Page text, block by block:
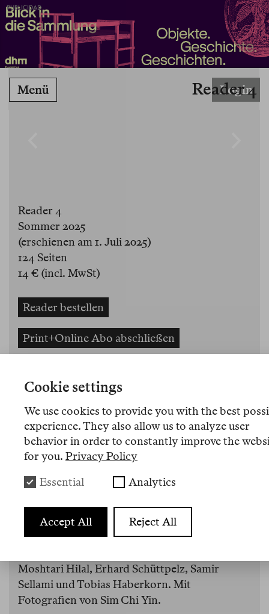
PUBLICIDAD
Menü Login
Reader 4
Reader 4
Sommer 2025
(erschienen am 1. Juli 2025)
124 Seiten
14 € (incl. MwSt)
Reader bestellen
Print+Online Abo abschließen
Informationen für den Buchhandel
Die vierte Printausgabe der Berlin Review.
Texte über Bücher, Ideen und die Gegenwart
von Natalia Lomaia, Hebe Uhart, Claudia
Durastanti, Nahil Mohana, Mohammed Al-
Zaqzouq, Omer Bartov, Tash Aw, Wolfgang
Moshtari Hilal, Erhard Schüttpelz, Samir
Sellami und Tobias Haberkorn. Mit
Fotografien von Sim Chi Yin.
Cookie settings
We use cookies to provide you with the best
experience. They also allow us to analyze user
behavior in order to constantly improve the
for you. Privacy Policy
Essential Analytics
Accept All Reject All